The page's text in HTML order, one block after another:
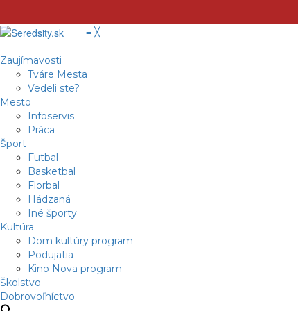
≡ ╳
Zaujímavosti
Tváre Mesta
Vedeli ste?
Mesto
Infoservis
Práca
Šport
Futbal
Basketbal
Florbal
Hádzaná
Iné športy
Kultúra
Dom kultúry program
Podujatia
Kino Nova program
Školstvo
Dobrovoľníctvo